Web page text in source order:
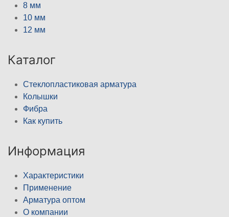
8 мм
10 мм
12 мм
Каталог
Стеклопластиковая арматура
Колышки
Фибра
Как купить
Информация
Характеристики
Применение
Арматура оптом
О компании